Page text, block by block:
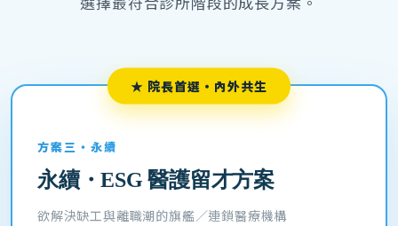
★ 院長首選・內外共生
方案三・永續
永續・ESG 醫護留才方案
欲解決缺工與離職潮的旗艦／連鎖醫療機構